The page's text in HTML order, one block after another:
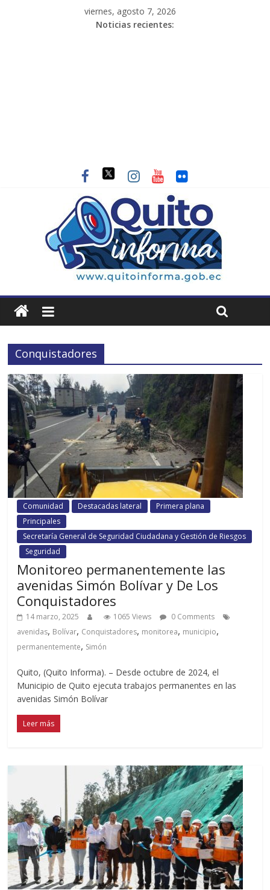
viernes, agosto 7, 2026
Noticias recientes:
Conquistadores
Comunidad Destacadas lateral
Primera plana
Principales
Secretaría General de Seguridad Ciudadana y Gestión de Riesgos
Seguridad
Monitoreo permanentemente las
avenidas Simón Bolívar y De Los
Conquistadores
14 marzo, 2025 1065 Views
0 Comments
avenidas, Bolívar, Conquistadores, monitorea, municipio,
permanentemente, Simón
Quito, (Quito Informa). – Desde octubre de 2024, el
Municipio de Quito ejecuta trabajos permanentes en las
avenidas Simón Bolívar
Leer más